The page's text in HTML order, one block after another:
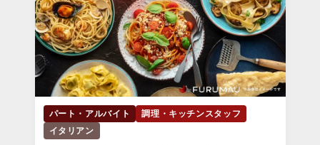
パート・アルバイト
調理・キッチンスタッフ
イタリアン